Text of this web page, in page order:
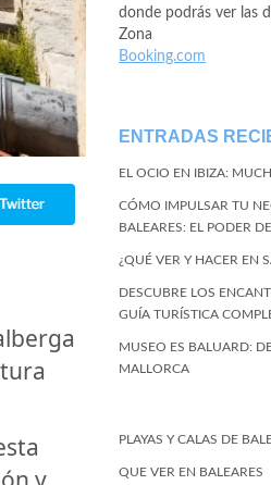
donde podrás ver las
Zona
Booking.com
ENTRADAS
EL OCIO EN IBIZA:
CÓMO IMPULSAR TU
BALEARES: EL PODER
¿QUÉ VER Y HACER EN
DESCUBRE LOS
GUÍA TURÍSTICA
MUSEO ES BALUARD:
MALLORCA
PLAYAS Y CALAS DE
QUE VER EN BALEARES